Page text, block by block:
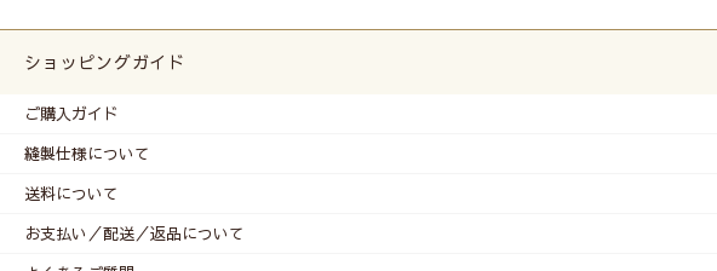
ショッピングガイド
ご購入ガイド
縫製仕様について
送料について
お支払い／配送／返品について